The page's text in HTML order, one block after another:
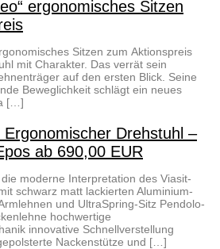
ergonomisches Sitzen
Sitzen zum Aktionspreis
mit Charakter. Das verrät sein
auf den ersten Blick. Seine
Beweglichkeit schlägt ein neues
[…]
Drehstuhl –
ab 690,00 EUR
moderne Interpretation des Viasit-
schwarz matt lackierten Aluminium-
und UltraSpring-Sitz Pendolo-
hochwertige
innovative Schnellverstellung
Nackenstütze und […]